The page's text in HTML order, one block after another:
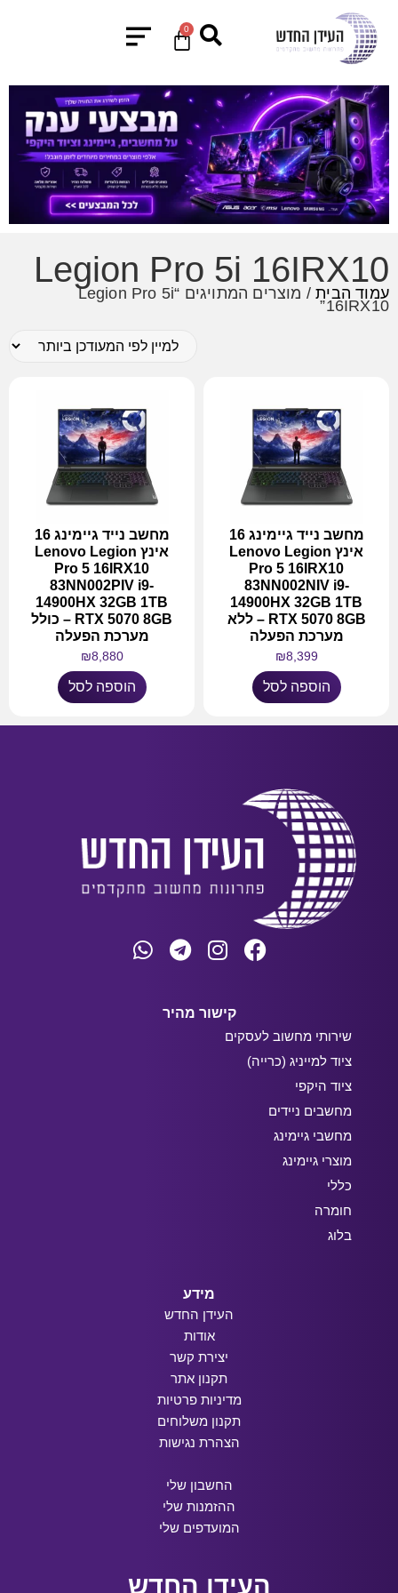
0
Legion Pro 5i 16IRX10
עמוד הבית / מוצרים המתויגים “Legion Pro 5i
16IRX10”
מחשב נייד גיימינג 16
אינץ Lenovo Legion
Pro 5 16IRX10
83NN002NIV i9-
14900HX 32GB 1TB
RTX 5070 8GB – ללא
מערכת הפעלה
₪8,399
הוספה לסל
מחשב נייד גיימינג 16
אינץ Lenovo Legion
Pro 5 16IRX10
83NN002PIV i9-
14900HX 32GB 1TB
RTX 5070 8GB – כולל
מערכת הפעלה
₪8,880
הוספה לסל
קישור מהיר
שירותי מחשוב לעסקים
ציוד למייניג (כרייה)
ציוד היקפי
מחשבים ניידים
מחשבי גיימינג
מוצרי גיימינג
כללי
חומרה
בלוג
מידע
העידן החדש
אודות
יצירת קשר
תקנון אתר
מדיניות פרטיות
תקנון משלוחים
הצהרת נגישות
החשבון שלי
ההזמנות שלי
המועדפים שלי
העידן החדש